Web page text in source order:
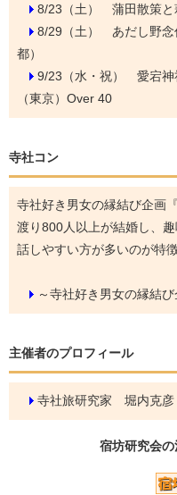
8/23（土） 蒲田散策と
8/29（土） あだし野
都）
9/23（水・祝） 愛宕
（東京）Over 40
寺社コン
寺社好き男女の縁結び企画
渡り800人以上が結婚し、
話しやすい方が多いのが特徴
～寺社好き男女の縁結
主催者のプロフィール
寺社旅研究家 堀内克彦
宿坊研究会の